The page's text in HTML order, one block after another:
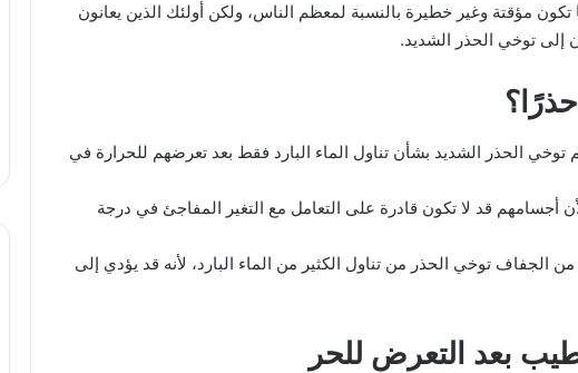
مؤقتة وغير خطيرة بالنسبة لمعظم الناس، ولكن أولئك الذين يعانون
إلى توخي الحذر الشديد.
توخي الحذر الشديد بشأن تناول الماء البارد فقط بعد تعرضهم للحرارة في
أجسامهم قد لا تكون قادرة على التعامل مع التغير المفاجئ في درجة
توخي الحذر من تناول الكثير من الماء البارد، لأنه قد يؤدي إلى
بعد التعرض للحر